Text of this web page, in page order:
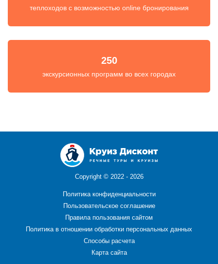
теплоходов с возможностью online бронирования
250
экскурсионных программ во всех городах
Copyright © 2022 - 2026
Политика конфиденциальности
Пользовательское соглашение
Правила пользования сайтом
Политика в отношении обработки персональных данных
Способы расчета
Карта сайта